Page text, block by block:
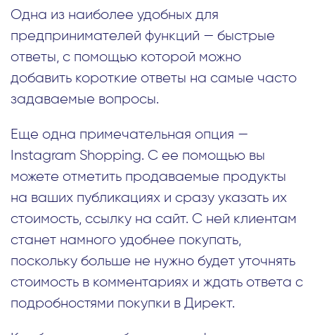
Одна из наиболее удобных для
предпринимателей функций — быстрые
ответы, с помощью которой можно
добавить короткие ответы на самые часто
задаваемые вопросы.
Еще одна примечательная опция —
Instagram Shopping. С ее помощью вы
можете отметить продаваемые продукты
на ваших публикациях и сразу указать их
стоимость, ссылку на сайт. С ней клиентам
станет намного удобнее покупать,
поскольку больше не нужно будет уточнять
стоимость в комментариях и ждать ответа с
подробностями покупки в Директ.